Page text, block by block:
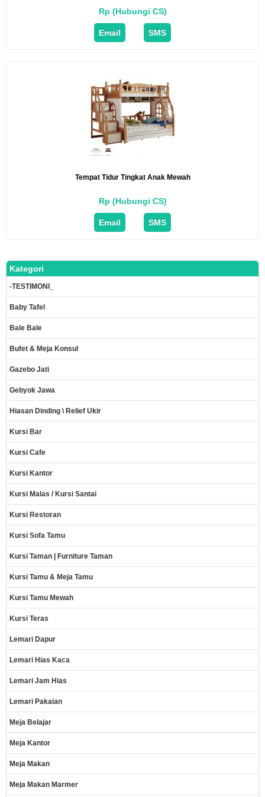
Rp (Hubungi CS)
Email SMS
Tempat Tidur Tingkat Anak Mewah
Rp (Hubungi CS)
Email SMS
Kategori
-TESTIMONI_
Baby Tafel
Bale Bale
Bufet & Meja Konsul
Gazebo Jati
Gebyok Jawa
Hiasan Dinding \ Relief Ukir
Kursi Bar
Kursi Cafe
Kursi Kantor
Kursi Malas / Kursi Santai
Kursi Restoran
Kursi Sofa Tamu
Kursi Taman | Furniture Taman
Kursi Tamu & Meja Tamu
Kursi Tamu Mewah
Kursi Teras
Lemari Dapur
Lemari Hias Kaca
Lemari Jam Hias
Lemari Pakaian
Meja Belajar
Meja Kantor
Meja Makan
Meja Makan Marmer